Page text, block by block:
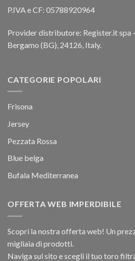
P.IVA e CF: 05788920964
Provider distributore: Register.it spa
Bergamo (BG), 24126, Italy.
CATEGORIE POPOLARI
Frisona
Jersey
Pezzata Rossa
Blue belga
Bufala Mediterranea
OFFERTA WEB IMPERDIBILE
Scopri la nostra offerta web! Un
migliaia di prodotti.
Naviga sul sito e scegli il tuo toro